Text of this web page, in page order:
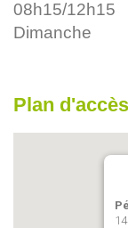
08h15/12h15
Dimanche
Plan d'accès